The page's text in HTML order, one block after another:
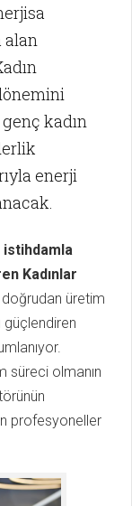
alan
kadın
enerji
istihdamla
Kadınlar
üretim
güçlendiren
süreci olmanın
profesyoneller